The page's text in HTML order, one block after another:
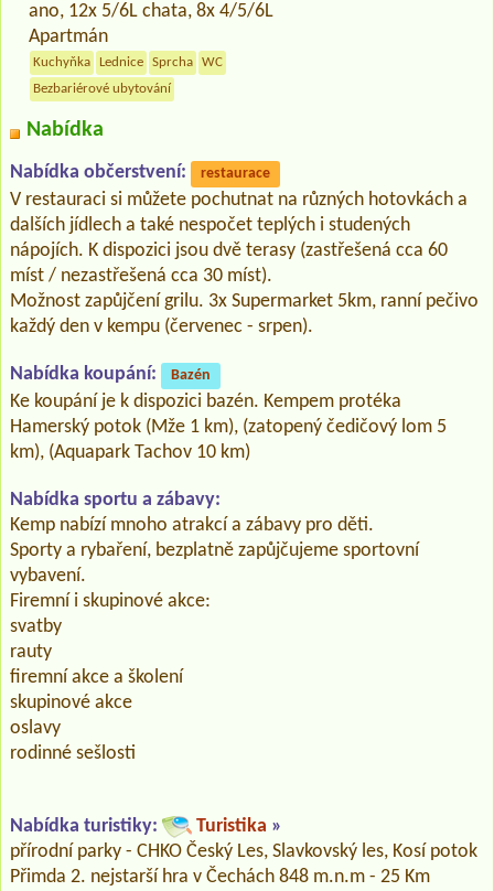
ano, 12x 5/6L chata, 8x 4/5/6L
Apartmán
Kuchyňka Lednice Sprcha
WC
Bezbariérové ubytování
Nabídka
Nabídka občerstvení: restaurace
V restauraci si můžete pochutnat na různých hotovkách a
dalších jídlech a také nespočet teplých i studených
nápojích. K dispozici jsou dvě terasy (zastřešená cca 60
míst / nezastřešená cca 30 míst).
Možnost zapůjčení grilu. 3x Supermarket 5km, ranní pečivo
každý den v kempu (červenec - srpen).
Nabídka koupání: Bazén
Ke koupání je k dispozici bazén. Kempem protéka
Hamerský potok (Mže 1 km), (zatopený čedičový lom 5
km), (Aquapark Tachov 10 km)
Nabídka sportu a zábavy:
Kemp nabízí mnoho atrakcí a zábavy pro děti.
Sporty a rybaření, bezplatně zapůjčujeme sportovní
vybavení.
Firemní i skupinové akce:
svatby
rauty
firemní akce a školení
skupinové akce
oslavy
rodinné sešlosti
Nabídka turistiky: Turistika »
přírodní parky - CHKO Český Les, Slavkovský les, Kosí potok
Přimda 2. nejstarší hra v Čechách 848 m.n.m - 25 Km